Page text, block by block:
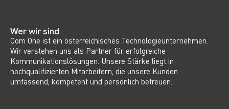
Wer wir sind
Com One ist ein österreichisches Technologieunternehmen.
Wir verstehen uns als Partner für erfolgreiche
Kommunikationslösungen. Unsere Stärke liegt in
hochqualifizierten Mitarbeitern, die unsere Kunden
umfassend, kompetent und persönlich betreuen.